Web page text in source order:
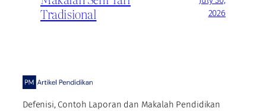
Tradisional
2026
Defenisi, Contoh Laporan dan Makalah Pendidikan